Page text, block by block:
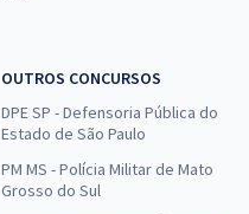
OUTROS CONCURSOS
DPE SP - Defensoria Pública do
Estado de São Paulo
PM MS - Polícia Militar de Mato
Grosso do Sul